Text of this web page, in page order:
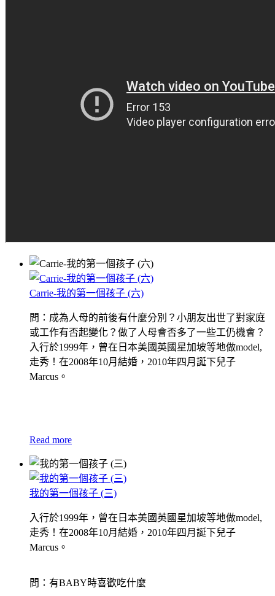
Carrie-我的第一個孩子 (六)
問：成為人母的前後有什麼分別？小朋友出世了對家庭
或工作有否起變化？做了人母會否多了一些工仍機會？
入行於1999年，曾在日本美國英國星加坡等地做model,
走秀！在2008年10月結婚，2010年四月誕下兒子
Marcus。
Read more
我的第一個孩子 (三)
入行於1999年，曾在日本美國英國星加坡等地做model,
走秀！在2008年10月結婚，2010年四月誕下兒子
Marcus。
問：有BABY時喜歡吃什麼